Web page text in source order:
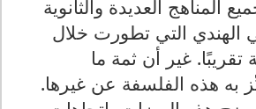
المناهج العديدة والثانوية
الهندي التي تطورت خلال
تقريبًا. غير أن ثمة ما
به هذه الفلسفة عن غيرها.